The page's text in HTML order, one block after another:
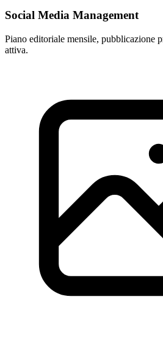
Social Media Management
Piano editoriale mensile, pubblicazione
attiva.